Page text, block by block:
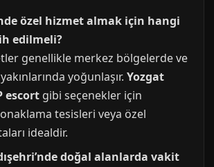
özel hizmet almak için hangi
edilmeli?
genellikle merkez bölgelerde ve
yoğunlaşır. Yozgat
escort gibi seçenekler için
tesisleri veya özel
idealdir.
doğal alanlarda vakit